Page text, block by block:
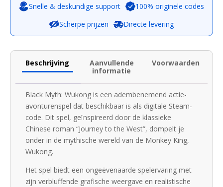
Snelle & deskundige support
100% originele codes
Scherpe prijzen
Directe levering
Beschrijving
Aanvullende
informatie
Voorwaarden
Black Myth: Wukong is een adembenemend actie-
avonturenspel dat beschikbaar is als digitale Steam-
code. Dit spel, geïnspireerd door de klassieke
Chinese roman “Journey to the West”, dompelt je
onder in de mythische wereld van de Monkey King,
Wukong.
Het spel biedt een ongeëvenaarde spelervaring met
zijn verbluffende grafische weergave en realistische